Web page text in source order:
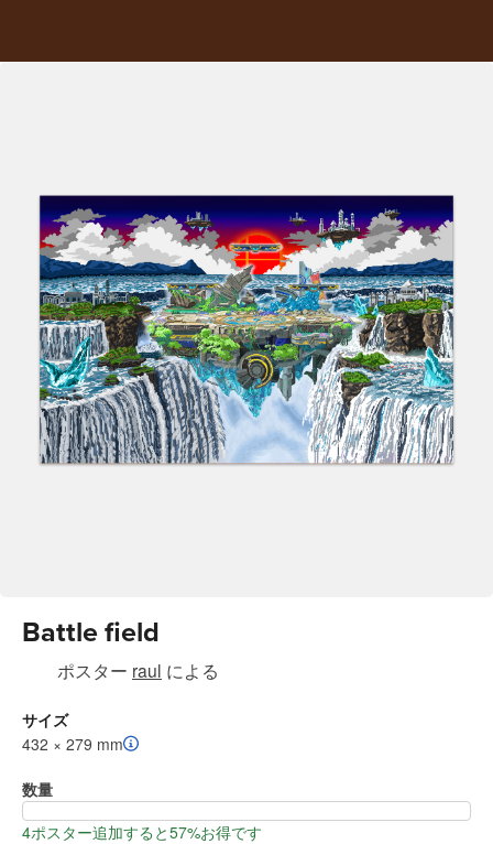
Battle field
ポスター raul による
サイズ
432 × 279 mm
数量
4ポスター追加すると57%お得です